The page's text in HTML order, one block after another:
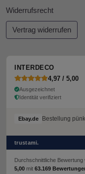
Widerrufsrecht
Vertrag widerrufen
INTERDECO
4,97 / 5,00
Ausgezeichnet
Identität verifiziert
Ebay.de Bestellung
Ebay.de Bestellung
trustami.
Durchschnittliche Bewertung
5,00 mit 63.169